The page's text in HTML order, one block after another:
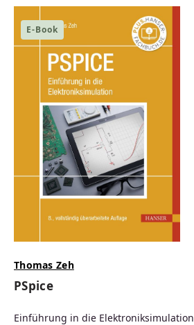
E-Book
Thomas Zeh
PSpice
Einführung in die Elektroniksimulation